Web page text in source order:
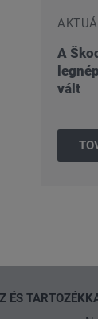
A
vált
ÉS TARTOZÉK